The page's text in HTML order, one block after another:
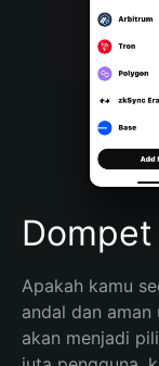
Bahasa Indonesia
Português (Brasil)
Español
Dompet
Apakah kamu
andal dan aman
akan menjadi